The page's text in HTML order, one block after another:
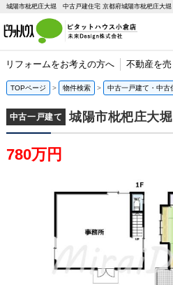
リフォームをお考えの方へ 不動産を
TOPページ 物件検索 中古一戸建て・中古
中古一戸建て 城陽市枇杷庄大
780万円